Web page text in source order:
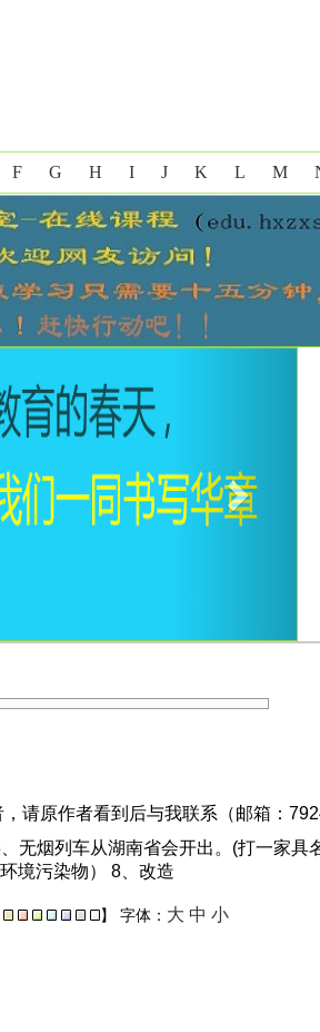
F G H I J K L M
请原作者看到后与我联系（邮箱：
无烟列车从湖南省会开出。(打一家
境污染物） 8、改造
】 字体： 大 中 小